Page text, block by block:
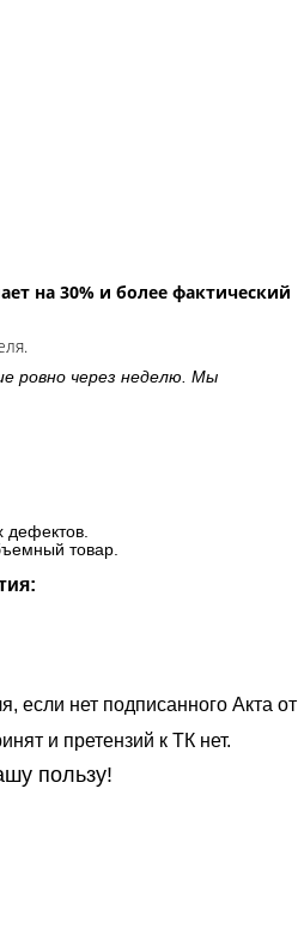
на 30% и более фактический
ровно через неделю. Мы
дефектов.
товар.
если нет подписанного Акта от
и претензий к ТК нет.
пользу!